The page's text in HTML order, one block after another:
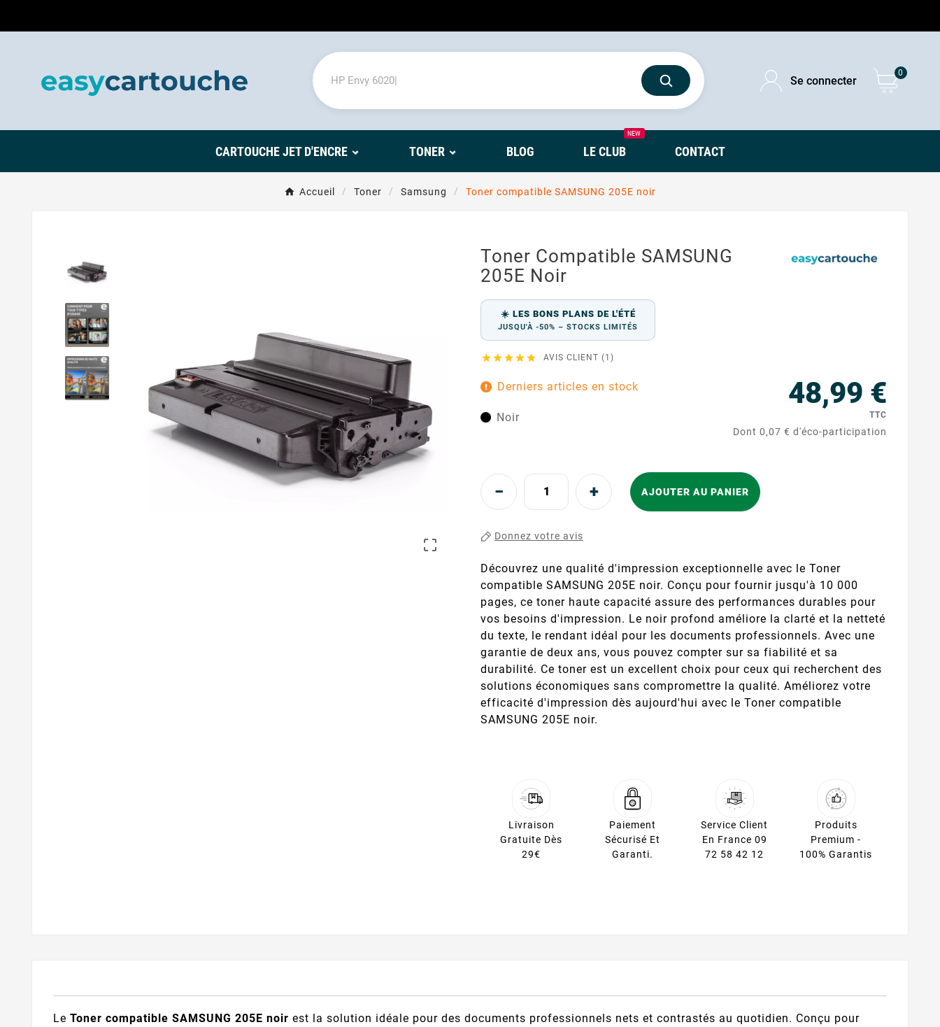
Se connecter
0
CARTOUCHE JET D'ENCRE TONER BLOG LE CLUB
NEW
CONTACT
Accueil Toner Samsung Toner compatible SAMSUNG 205E noir

Toner Compatible SAMSUNG
205E Noir
☀️ LES BONS PLANS DE L'ÉTÉ
JUSQU'À -50% – STOCKS LIMITÉS
     AVIS CLIENT (1)
48,99 €
TTC
Dont 0,07 € d'éco-participation
Derniers articles en stock
Noir
AJOUTER AU PANIER
Donnez votre avis
Découvrez une qualité d'impression exceptionnelle avec le Toner
compatible SAMSUNG 205E noir. Conçu pour fournir jusqu'à 10 000
pages, ce toner haute capacité assure des performances durables pour
vos besoins d'impression. Le noir profond améliore la clarté et la netteté
du texte, le rendant idéal pour les documents professionnels. Avec une
garantie de deux ans, vous pouvez compter sur sa fiabilité et sa
durabilité. Ce toner est un excellent choix pour ceux qui recherchent des
solutions économiques sans compromettre la qualité. Améliorez votre
efficacité d'impression dès aujourd'hui avec le Toner compatible
SAMSUNG 205E noir.
Livraison
Gratuite Dès
29€
Paiement
Sécurisé Et
Garanti.
Service Client
En France 09
72 58 42 12
Produits
Premium -
100% Garantis
Le Toner compatible SAMSUNG 205E noir est la solution idéale pour des documents professionnels nets et contrastés au quotidien. Conçu pour